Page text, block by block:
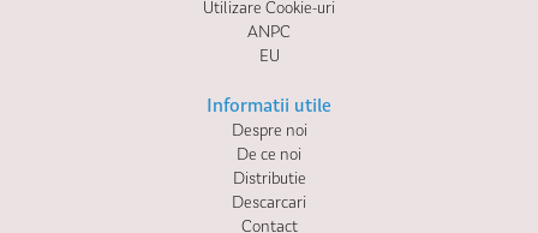
Utilizare Cookie-uri
ANPC
EU
Informatii utile
Despre noi
De ce noi
Distributie
Descarcari
Contact